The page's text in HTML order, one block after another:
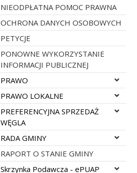
NIEODPŁATNA POMOC PRAWNA
OCHRONA DANYCH OSOBOWYCH
PETYCJE
PONOWNE WYKORZYSTANIE
INFORMACJI PUBLICZNEJ
Rozwiń menu
PRAWO
Rozwiń menu
PRAWO LOKALNE
Rozwiń menu
PREFERENCYJNA SPRZEDAŻ
WĘGLA
Rozwiń menu
RADA GMINY
RAPORT O STANIE GMINY
Rozwiń menu
Skrzynka Podawcza - ePUAP